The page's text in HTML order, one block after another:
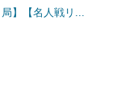
】【名人戦リ...